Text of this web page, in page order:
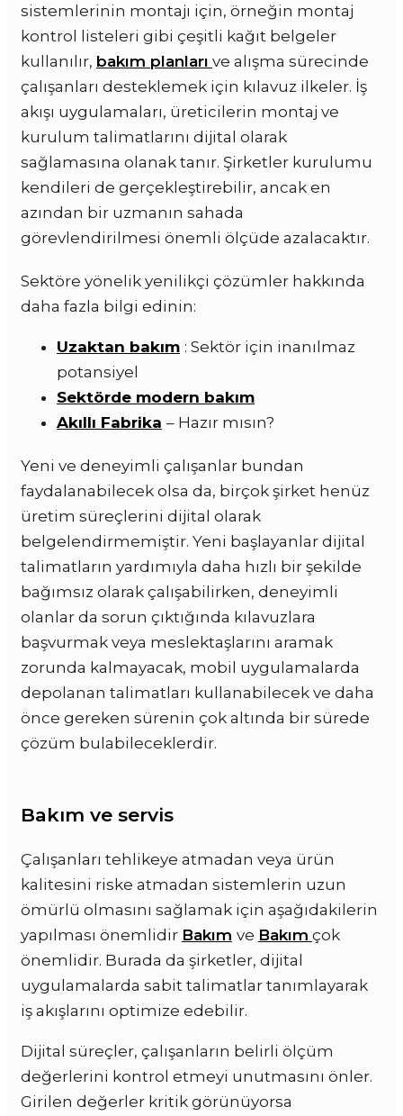
sistemlerinin montajı için, örneğin montaj
kontrol listeleri gibi çeşitli kağıt belgeler
kullanılır, bakım planları ve alışma sürecinde
çalışanları desteklemek için kılavuz ilkeler. İş
akışı uygulamaları, üreticilerin montaj ve
kurulum talimatlarını dijital olarak
sağlamasına olanak tanır. Şirketler kurulumu
kendileri de gerçekleştirebilir, ancak en
azından bir uzmanın sahada
görevlendirilmesi önemli ölçüde azalacaktır.
Sektöre yönelik yenilikçi çözümler hakkında
daha fazla bilgi edinin:
Uzaktan bakım : Sektör için inanılmaz
potansiyel
Sektörde modern bakım
Akıllı Fabrika – Hazır mısın?
Yeni ve deneyimli çalışanlar bundan
faydalanabilecek olsa da, birçok şirket henüz
üretim süreçlerini dijital olarak
belgelendirmemiştir. Yeni başlayanlar dijital
talimatların yardımıyla daha hızlı bir şekilde
bağımsız olarak çalışabilirken, deneyimli
olanlar da sorun çıktığında kılavuzlara
başvurmak veya meslektaşlarını aramak
zorunda kalmayacak, mobil uygulamalarda
depolanan talimatları kullanabilecek ve daha
önce gereken sürenin çok altında bir sürede
çözüm bulabileceklerdir.
Bakım ve servis
Çalışanları tehlikeye atmadan veya ürün
kalitesini riske atmadan sistemlerin uzun
ömürlü olmasını sağlamak için aşağıdakilerin
yapılması önemlidir Bakım ve Bakım çok
önemlidir. Burada da şirketler, dijital
uygulamalarda sabit talimatlar tanımlayarak
iş akışlarını optimize edebilir.
Dijital süreçler, çalışanların belirli ölçüm
değerlerini kontrol etmeyi unutmasını önler.
Girilen değerler kritik görünüyorsa